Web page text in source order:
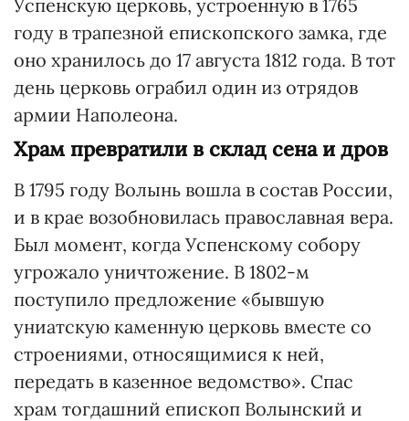
Успенскую церковь, устроенную в 1765
году в трапезной епископского замка, где
оно хранилось до 17 августа 1812 года. В тот
день церковь ограбил один из отрядов
армии Наполеона.
Храм превратили в склад сена и дров
В 1795 году Волынь вошла в состав России,
и в крае возобновилась православная вера.
Был момент, когда Успенскому собору
угрожало уничтожение. В 1802-м
поступило предложение «бывшую
униатскую каменную церковь вместе со
строениями, относящимися к ней,
передать в казенное ведомство». Спас
храм тогдашний епископ Волынский и